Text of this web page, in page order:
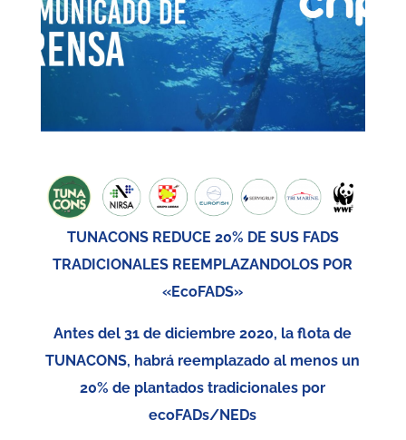
TUNACONS REDUCE 20% DE SUS FADS
TRADICIONALES REEMPLAZANDOLOS POR
«EcoFADS»
Antes del 31 de diciembre 2020, la flota de
TUNACONS, habrá reemplazado al menos un
20% de plantados tradicionales por
ecoFADs/NEDs